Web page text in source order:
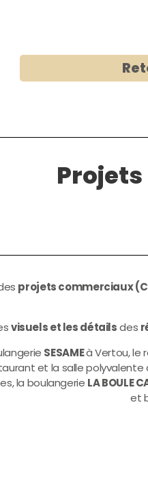
projets commerciaux
visuels et les détailsdes
SESAMEà Vertou, le
et la salle polyvalente
la boulangerie LA BOULE
et